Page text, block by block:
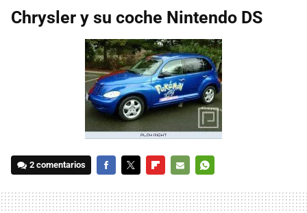
Chrysler y su coche Nintendo DS
2 comentarios
MAIL